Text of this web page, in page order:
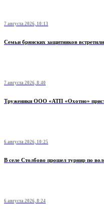
7 августа 2026, 10:13
Семьи брянских защитников
7 августа 2026, 8:40
Труженики ООО «АТП «Охотно»
6 августа 2026, 10:25
В селе Столбово прошел турнир по
6 августа 2026, 8:24